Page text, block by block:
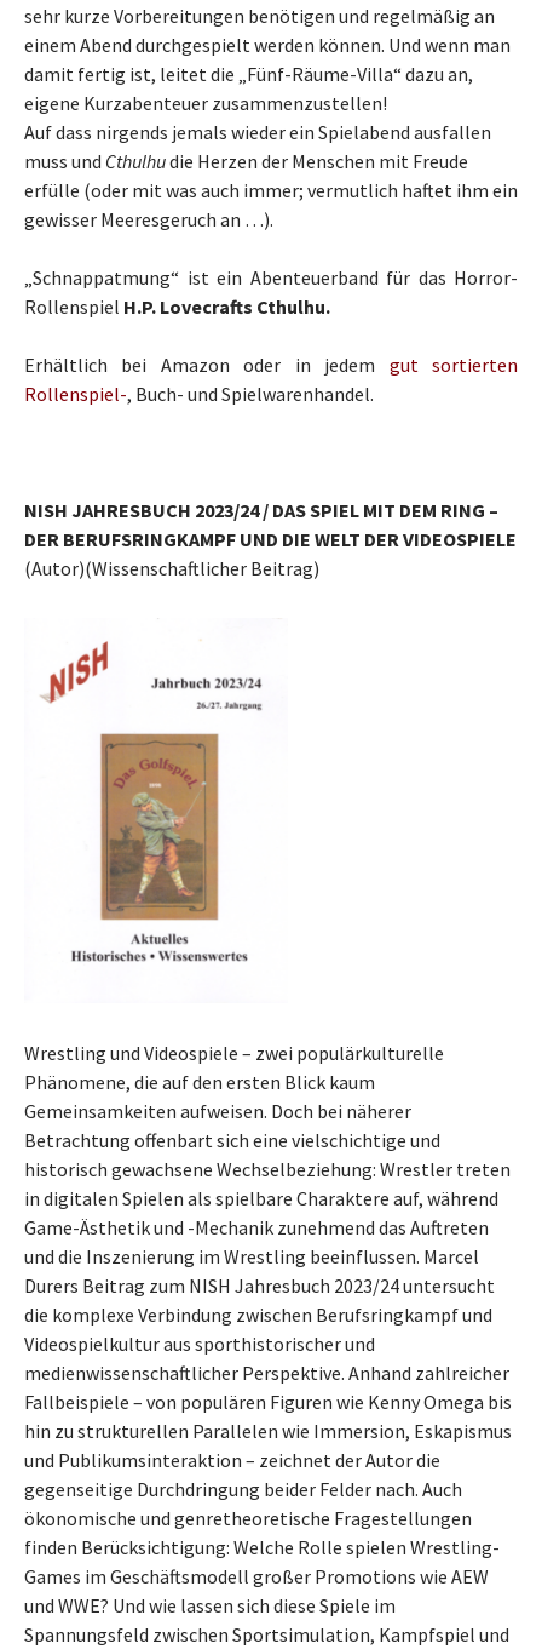
sehr kurze Vorbereitungen benötigen und regelmäßig an
einem Abend durchgespielt werden können. Und wenn man
damit fertig ist, leitet die „Fünf-Räume-Villa“ dazu an,
eigene Kurzabenteuer zusammenzustellen!
Auf dass nirgends jemals wieder ein Spielabend ausfallen
muss und Cthulhudie Herzen der Menschen mit Freude
erfülle (oder mit was auch immer; vermutlich haftet ihm ein
gewisser Meeresgeruch an …).
„Schnappatmung“ ist ein Abenteuerband für das Horror-
Rollenspiel H.P. Lovecrafts Cthulhu.
Erhältlich bei Amazon oder in jedem gut sortierten
Rollenspiel-, Buch- und Spielwarenhandel.
NISH JAHRESBUCH 2023/24 / DAS SPIEL MIT DEM RING –
DER BERUFSRINGKAMPF UND DIE WELT DER VIDEOSPIELE
(Autor)(Wissenschaftlicher Beitrag)
Wrestling und Videospiele – zwei populärkulturelle
Phänomene, die auf den ersten Blick kaum
Gemeinsamkeiten aufweisen. Doch bei näherer
Betrachtung offenbart sich eine vielschichtige und
historisch gewachsene Wechselbeziehung: Wrestler treten
in digitalen Spielen als spielbare Charaktere auf, während
Game-Ästhetik und -Mechanik zunehmend das Auftreten
und die Inszenierung im Wrestling beeinflussen. Marcel
Durers Beitrag zum NISH Jahresbuch 2023/24 untersucht
die komplexe Verbindung zwischen Berufsringkampf und
Videospielkultur aus sporthistorischer und
medienwissenschaftlicher Perspektive. Anhand zahlreicher
Fallbeispiele – von populären Figuren wie Kenny Omega bis
hin zu strukturellen Parallelen wie Immersion, Eskapismus
und Publikumsinteraktion – zeichnet der Autor die
gegenseitige Durchdringung beider Felder nach. Auch
ökonomische und genretheoretische Fragestellungen
finden Berücksichtigung: Welche Rolle spielen Wrestling-
Games im Geschäftsmodell großer Promotions wie AEW
und WWE? Und wie lassen sich diese Spiele im
Spannungsfeld zwischen Sportsimulation, Kampfspiel und